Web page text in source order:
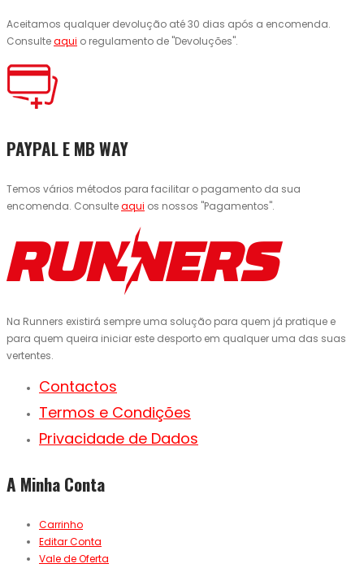
Aceitamos qualquer devolução até 30 dias após a encomenda.
Consulteaqui o regulamento de "Devoluções".
PAYPAL E MB WAY
Temos vários métodos para facilitar o pagamento da sua
encomenda. Consulteaqui os nossos "Pagamentos".
Na Runners existirá sempre uma solução para quem já pratique e
para quem queira iniciar este desporto em qualquer uma das suas
vertentes.
Contactos
Termos e Condições
Privacidade de Dados
A Minha Conta
Carrinho
Editar Conta
Vale de Oferta